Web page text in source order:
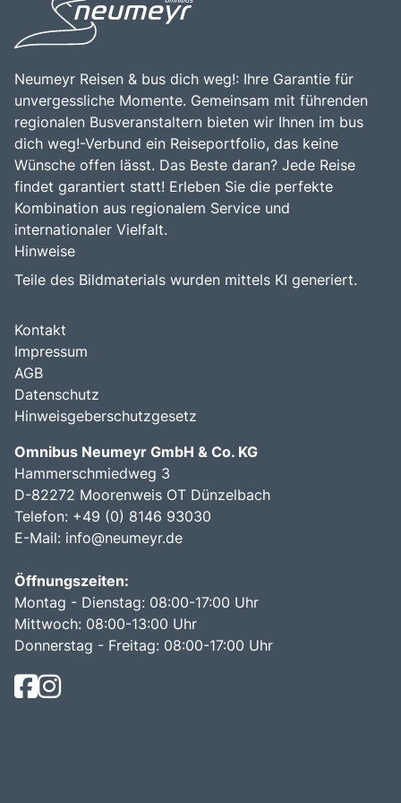
Geschichte und kulinarischen Genüssen macht Cinque
Terre zu einem unvergesslichen Ziel für Reisende.
bereichernden Erlebnis für alle, die die Faszination dieser
einzigartigen Region entdecken möchten.
Neumeyr Reisen & bus dich weg!: Ihre Garantie für
unvergessliche Momente. Gemeinsam mit führenden
regionalen Busveranstaltern bieten wir Ihnen im bus
dich weg!-Verbund ein Reiseportfolio, das keine
Wünsche offen lässt. Das Beste daran? Jede Reise
findet garantiert statt! Erleben Sie die perfekte
Kombination aus regionalem Service und
internationaler Vielfalt.
Hinweise
Teile des Bildmaterials wurden mittels KI generiert.
Kontakt
Impressum
AGB
Datenschutz
Hinweisgeberschutzgesetz
Omnibus Neumeyr GmbH & Co. KG
Hammerschmiedweg 3
D-82272 Moorenweis OT Dünzelbach
Telefon: +49 (0) 8146 93030
E-Mail: info@neumeyr.de
Öffnungszeiten:
Montag - Dienstag: 08:00-17:00 Uhr
Mittwoch: 08:00-13:00 Uhr
Donnerstag - Freitag: 08:00-17:00 Uhr